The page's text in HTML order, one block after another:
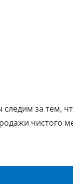
за тем,
чистого